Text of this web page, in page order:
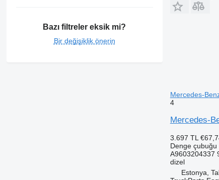
Bazı filtreler eksik mi?
Bir değişiklik önerin
Mercedes-
4
Mercedes-
3.697 TL
Denge çubuğu
A9603204337
dizel
Estonya,